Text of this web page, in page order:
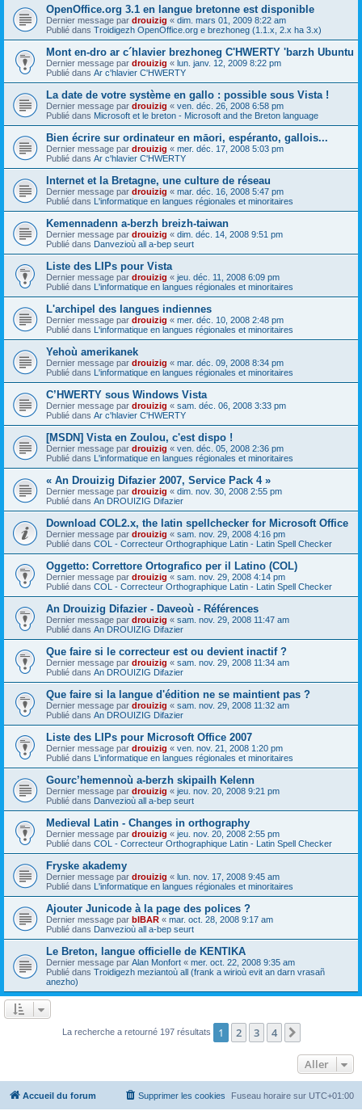
OpenOffice.org 3.1 en langue bretonne est disponible
Dernier message par drouizig « dim. mars 01, 2009 8:22 am
Publié dans Troidigezh OpenOffice.org e brezhoneg (1.1.x, 2.x ha 3.x)
Mont en-dro ar c´hlavier brezhoneg C'HWERTY 'barzh Ubuntu
Dernier message par drouizig « lun. janv. 12, 2009 8:22 pm
Publié dans Ar c'hlavier C'HWERTY
La date de votre système en gallo : possible sous Vista !
Dernier message par drouizig « ven. déc. 26, 2008 6:58 pm
Publié dans Microsoft et le breton - Microsoft and the Breton language
Bien écrire sur ordinateur en māori, espéranto, gallois...
Dernier message par drouizig « mer. déc. 17, 2008 5:03 pm
Publié dans Ar c'hlavier C'HWERTY
Internet et la Bretagne, une culture de réseau
Dernier message par drouizig « mar. déc. 16, 2008 5:47 pm
Publié dans L'informatique en langues régionales et minoritaires
Kemennadenn a-berzh breizh-taiwan
Dernier message par drouizig « dim. déc. 14, 2008 9:51 pm
Publié dans Danvezioù all a-bep seurt
Liste des LIPs pour Vista
Dernier message par drouizig « jeu. déc. 11, 2008 6:09 pm
Publié dans L'informatique en langues régionales et minoritaires
L'archipel des langues indiennes
Dernier message par drouizig « mer. déc. 10, 2008 2:48 pm
Publié dans L'informatique en langues régionales et minoritaires
Yehoù amerikanek
Dernier message par drouizig « mar. déc. 09, 2008 8:34 pm
Publié dans L'informatique en langues régionales et minoritaires
C’HWERTY sous Windows Vista
Dernier message par drouizig « sam. déc. 06, 2008 3:33 pm
Publié dans Ar c'hlavier C'HWERTY
[MSDN] Vista en Zoulou, c'est dispo !
Dernier message par drouizig « ven. déc. 05, 2008 2:36 pm
Publié dans L'informatique en langues régionales et minoritaires
« An Drouizig Difazier 2007, Service Pack 4 »
Dernier message par drouizig « dim. nov. 30, 2008 2:55 pm
Publié dans An DROUIZIG Difazier
Download COL2.x, the latin spellchecker for Microsoft Office
Dernier message par drouizig « sam. nov. 29, 2008 4:16 pm
Publié dans COL - Correcteur Orthographique Latin - Latin Spell Checker
Oggetto: Correttore Ortografico per il Latino (COL)
Dernier message par drouizig « sam. nov. 29, 2008 4:14 pm
Publié dans COL - Correcteur Orthographique Latin - Latin Spell Checker
An Drouizig Difazier - Daveoù - Références
Dernier message par drouizig « sam. nov. 29, 2008 11:47 am
Publié dans An DROUIZIG Difazier
Que faire si le correcteur est ou devient inactif ?
Dernier message par drouizig « sam. nov. 29, 2008 11:34 am
Publié dans An DROUIZIG Difazier
Que faire si la langue d'édition ne se maintient pas ?
Dernier message par drouizig « sam. nov. 29, 2008 11:32 am
Publié dans An DROUIZIG Difazier
Liste des LIPs pour Microsoft Office 2007
Dernier message par drouizig « ven. nov. 21, 2008 1:20 pm
Publié dans L'informatique en langues régionales et minoritaires
Gourc’hemennoù a-berzh skipailh Kelenn
Dernier message par drouizig « jeu. nov. 20, 2008 9:21 pm
Publié dans Danvezioù all a-bep seurt
Medieval Latin - Changes in orthography
Dernier message par drouizig « jeu. nov. 20, 2008 2:55 pm
Publié dans COL - Correcteur Orthographique Latin - Latin Spell Checker
Fryske akademy
Dernier message par drouizig « lun. nov. 17, 2008 9:45 am
Publié dans L'informatique en langues régionales et minoritaires
Ajouter Junicode à la page des polices ?
Dernier message par bIBAR « mar. oct. 28, 2008 9:17 am
Publié dans Danvezioù all a-bep seurt
Le Breton, langue officielle de KENTIKA
Dernier message par Alan Monfort « mer. oct. 22, 2008 9:35 am
Publié dans Troidigezh meziantoù all (frank a wirioù evit an darn vrasañ
anezho)
La recherche a retourné 197 résultats 1 2 3 4
Aller
Accueil du forum Fuseau horaire sur UTC+01:00
Supprimer les cookies